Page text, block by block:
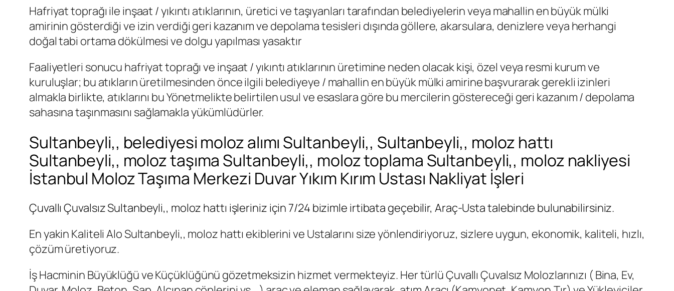
Hafriyat toprağı ile inşaat / yıkıntı atıklarının, üretici ve taşıyanları tarafından belediyelerin veya mahallin en büyük mülki
amirinin gösterdiği ve izin verdiği geri kazanım ve depolama tesisleri dışında göllere, akarsulara, denizlere veya herhangi
doğal tabi ortama dökülmesi ve dolgu yapılması yasaktır
Faaliyetleri sonucu hafriyat toprağı ve inşaat / yıkıntı atıklarının üretimine neden olacak kişi, özel veya resmi kurum ve
kuruluşlar; bu atıkların üretilmesinden önce ilgili belediyeye / mahallin en büyük mülki amirine başvurarak gerekli izinleri
almakla birlikte, atıklarını bu Yönetmelikte belirtilen usul ve esaslara göre bu mercilerin göstereceği geri kazanım / depolama
sahasına taşınmasını sağlamakla yükümlüdürler.
Sultanbeyli,, belediyesi moloz alımı Sultanbeyli,, Sultanbeyli,, moloz hattı
Sultanbeyli,, moloz taşıma Sultanbeyli,, moloz toplama Sultanbeyli,, moloz nakliyesi
İstanbul Moloz Taşıma Merkezi Duvar Yıkım Kırım Ustası Nakliyat İşleri
Çuvallı Çuvalsız Sultanbeyli,, moloz hattı işleriniz için 7/24 bizimle irtibata geçebilir, Araç-Usta talebinde bulunabilirsiniz.
En yakin Kaliteli Alo Sultanbeyli,, moloz hattı ekiblerini ve Ustalarını size yönlendiriyoruz, sizlere uygun, ekonomik, kaliteli, hızlı,
çözüm üretiyoruz.
İş Hacminin Büyüklüğü ve Küçüklüğünü gözetmeksizin hizmet vermekteyiz. Her türlü Çuvallı Çuvalsız Molozlarınızı ( Bina, Ev,